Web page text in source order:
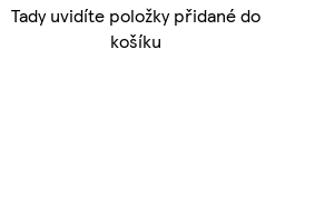
Tady uvidíte položky přidané do
košíku